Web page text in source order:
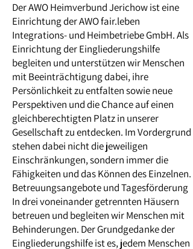
Der AWO Heimverbund Jerichow ist eine
Einrichtung der AWO fair.leben
Integrations- und Heimbetriebe GmbH. Als
Einrichtung der Eingliederungshilfe
begleiten und unterstützen wir Menschen
mit Beeinträchtigung dabei, ihre
Persönlichkeit zu entfalten sowie neue
Perspektiven und die Chance auf einen
gleichberechtigten Platz in unserer
Gesellschaft zu entdecken. Im Vordergrund
stehen dabei nicht die jeweiligen
Einschränkungen, sondern immer die
Fähigkeiten und das Können des Einzelnen.
Betreuungsangebote und Tagesförderung
In drei voneinander getrennten Häusern
betreuen und begleiten wir Menschen mit
Behinderungen. Der Grundgedanke der
Eingliederungshilfe ist es, jedem Menschen